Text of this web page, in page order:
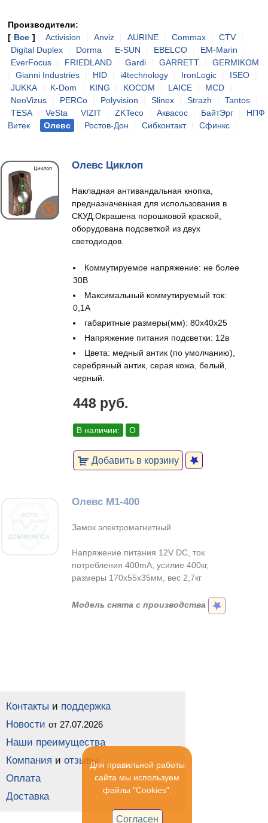
Производители:
[ Все ] Activision Anviz AURINE Commax CTV
Digital Duplex
Dorma E-SUN EBELCO EM-Marin
EverFocus
FRIEDLAND Gardi GARRETT
GERMIKOM
Gianni Industries HID i4technology IronLogic ISEO
JUKKA
K-Dom KING KOCOM LAICE MCD
NeoVizus
PERCo Polyvision Slinex Strazh Tantos
TESA
VeSta VIZIT ZKTeco Аквасос БайтЭрг
НПФ
Витек
Олевс Ростов-Дон Сибконтакт Сфинкс
Олевс Циклоп
Накладная антивандальная кнопка,
предназначенная для использования в
СКУД.Окрашена порошковой краской,
оборудована подсветкой из двух
светодиодов.
Коммутируемое напряжение: не более
30В
Максимальный коммутируемый ток:
0,1А
габаритные размеры(мм): 80х40х25
Напряжение питания подсветки: 12в
Цвета: медный антик (по умолчанию),
серебряный антик, серая кожа, белый,
черный.
448 руб.
В наличии: О
Добавить в корзину
Олевс M1-400
Замок электромагнитный
Напряжение питания 12V DC, ток
потребления 400mA, усилие 400кг,
размеры 170х55х35мм, вес 2,7кг
Модель снята с производства
Контакты и поддержка
Новости от 27.07.2026
Наши преимущества
Компания и отзывы
Оплата
Доставка
Для правильной работы
сайта мы используем
файлы "Cookies".
Согласен